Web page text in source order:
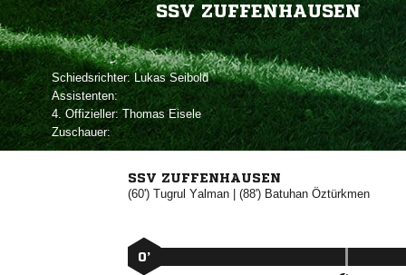
SSV ZUFFENHAUSEN
Schiedsrichter:  
Assistenten:
4. Offizieller:  
Zuschauer:
SSV ZUFFENHAUSEN
(60')  | (88') 
0’